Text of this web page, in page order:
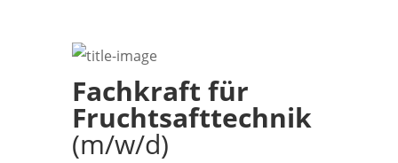
Fachkraft für
Fruchtsafttechnik
(m/w/d)